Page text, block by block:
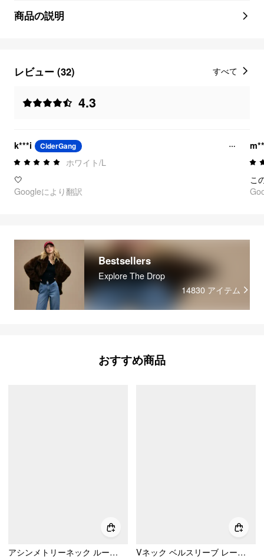
商品の説明
レビュー (32)
4.3
すべて
k***i CiderGang
ホワイト/L
🤍
Googleにより翻訳
こ
Bestsellers
Explore The Drop
14830 アイテム
おすすめ商品
アシンメトリーネック ルーシュド レタス トリム Tシャツ
Vネック ベルスリーブ レースパネル 長袖トップス